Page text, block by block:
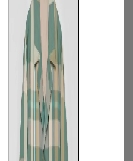
別注ワンピース】ディウ
・アローブの特別なドレスが